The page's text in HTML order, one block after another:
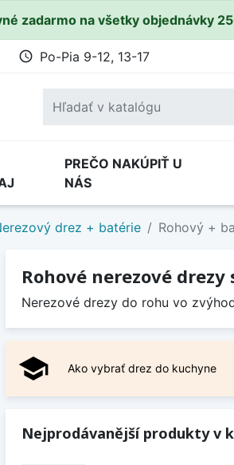
zadarmo na všetky objednávky
access_time Po-Pia 9-12, 13-17
PREČO NAKÚPIŤ U
NÁS
drez + batérie Rohový +
Rohové nerezové
Nerezové drezy do rohu vo
school Ako vybrať drez do kuchyne
Nejprodávanější produkty v